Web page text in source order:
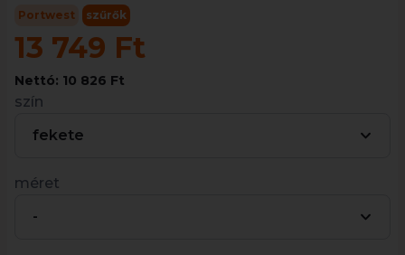
Portwest szűrők
13 749 Ft
Nettó: 10 826 Ft
szín
fekete
méret
-